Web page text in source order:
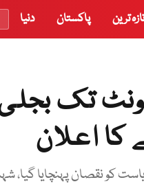
تازہ ترین پاکستان دنیا
کا اعلان